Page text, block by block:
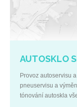
AUTOSKLO
Provoz autoservisu
pneuservisu a
tónování autoskla